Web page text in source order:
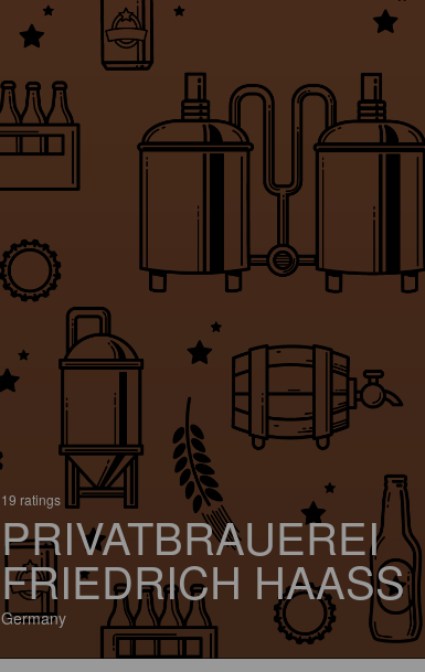
19 ratings
PRIVATBRAUEREI
FRIEDRICH HAASS
Germany